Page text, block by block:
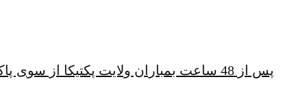
پس از 48 ساعت بمباران ولایت پکتیکا از سوی پاکستان؛ شهباز شریف همچنان خشمگین است